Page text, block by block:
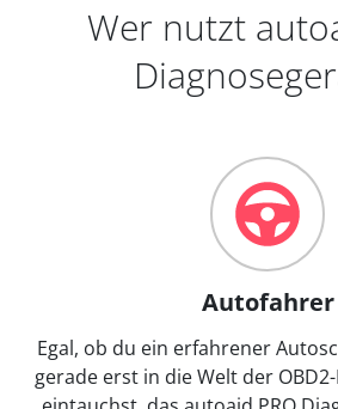
Wer nutzt
Autofahrer
Egal, ob du ein erfahrener
gerade erst in die Welt der